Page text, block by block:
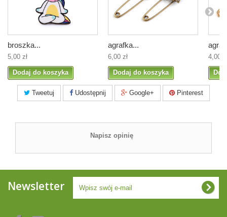
broszka...
5,00 zł
Dodaj do koszyka
agrafka...
6,00 zł
Dodaj do koszyka
4,00
Tweetuj Udostępnij Google+ Pinterest
Napisz opinię
Newsletter